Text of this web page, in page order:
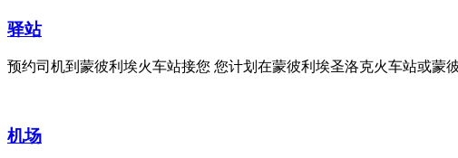
驿站
预约司机到蒙彼利埃火车站接您 您计划在蒙彼利埃圣洛克火车站或蒙
机场